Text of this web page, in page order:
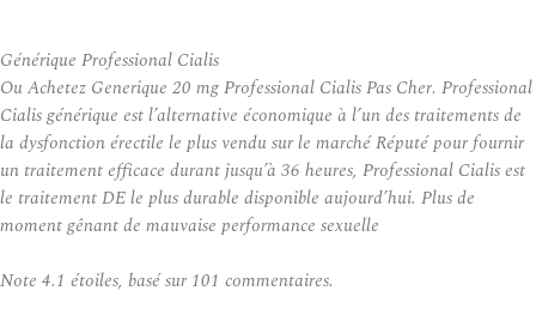
Générique Professional Cialis
Ou Achetez Generique 20 mg Professional Cialis Pas Cher. Professional
Cialis générique est l’alternative économique à l’un des traitements de
la dysfonction érectile le plus vendu sur le marché Réputé pour fournir
un traitement efficace durant jusqu’à 36 heures, Professional Cialis est
le traitement DE le plus durable disponible aujourd’hui. Plus de
moment gênant de mauvaise performance sexuelle
Note 4.1 étoiles, basé sur 101 commentaires.